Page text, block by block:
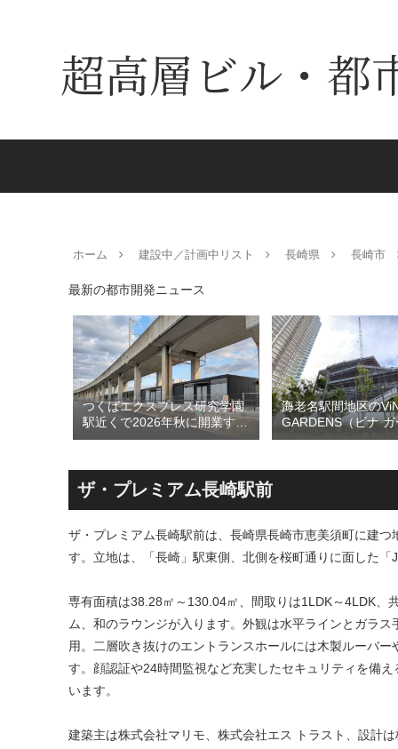
超高層ビル・都
ホーム 建設中／計画中リスト 長崎県 長崎市
最新の都市開発ニュース
つくばエクスプレス研究学園
駅近くで2026年秋に開業する
高架下商業施設「寿横
跡地の開発計画や商業ビル建
設進行などにより駅前商業地
が形成へ！！
海老名駅間地区の
GARDENS（ビナ
ズ）で建設中の「（
テル温浴棟」2026
ザ・プレミアム長崎駅前
ザ・プレミアム長崎駅前は、長崎県長崎市恵美須町に建
す。立地は、「長崎」駅東側、北側を桜町通りに面した
専有面積は38.28㎡～130.04㎡、間取りは1LDK～4LDK、
ム、和のラウンジが入ります。外観は水平ラインとガラ
用。二層吹き抜けのエントランスホールには木製ルーバ
す。顔認証や24時間監視など充実したセキュリティを備
います。
建築主は株式会社マリモ、株式会社エス トラスト、設計